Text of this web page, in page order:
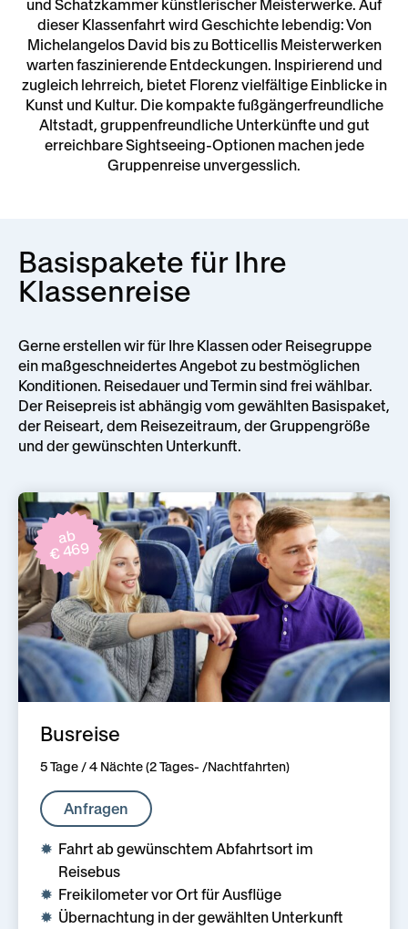
und Schatzkammer künstlerischer Meisterwerke. Auf
dieser Klassenfahrt wird Geschichte lebendig: Von
Michelangelos David bis zu Botticellis Meisterwerken
warten faszinierende Entdeckungen. Inspirierend und
zugleich lehrreich, bietet Florenz vielfältige Einblicke in
Kunst und Kultur. Die kompakte fußgängerfreundliche
Altstadt, gruppenfreundliche Unterkünfte und gut
erreichbare Sightseeing-Optionen machen jede
Gruppenreise unvergesslich.
Basispakete für Ihre
Klassenreise
Gerne erstellen wir für Ihre Klassen oder Reisegruppe
ein maßgeschneidertes Angebot zu bestmöglichen
Konditionen. Reisedauer und Termin sind frei wählbar.
Der Reisepreis ist abhängig vom gewählten Basispaket,
der Reiseart, dem Reisezeitraum, der Gruppengröße
und der gewünschten Unterkunft.
ab
€ 469
Busreise
5 Tage / 4 Nächte (2 Tages- /Nachtfahrten)
Anfragen
Fahrt ab gewünsch­tem Abfahrts­ort im
Reisebus
Freikilometer vor Ort für Ausflüge
Übernachtung in der gewählten Unterkunft